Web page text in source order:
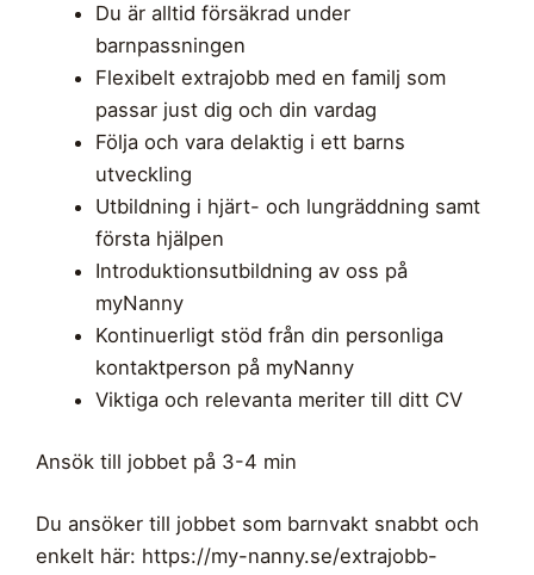
Du är alltid försäkrad under
barnpassningen
Flexibelt extrajobb med en familj som
passar just dig och din vardag
Följa och vara delaktig i ett barns
utveckling
Utbildning i hjärt- och lungräddning samt
första hjälpen
Introduktionsutbildning av oss på
myNanny
Kontinuerligt stöd från din personliga
kontaktperson på myNanny
Viktiga och relevanta meriter till ditt CV
Ansök till jobbet på 3-4 min
Du ansöker till jobbet som barnvakt snabbt och
enkelt här: https://my-nanny.se/extrajobb-